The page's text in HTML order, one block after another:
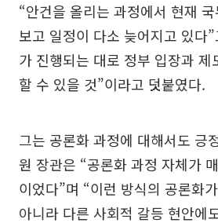
“안건을 올리는 과정에서 현재
보고 일정이 다소 늦어지고 있다
가 진행되는 대로 정부 입장과 제
할 수 있을 것”이라고 덧붙였다.
그는 공론화 과정에 대해서도 긍
원 장관은 “공론화 과정 자체가
이었다”며 “이런 방식의 공론화
아니라 다른 사회적 갈등 현안에